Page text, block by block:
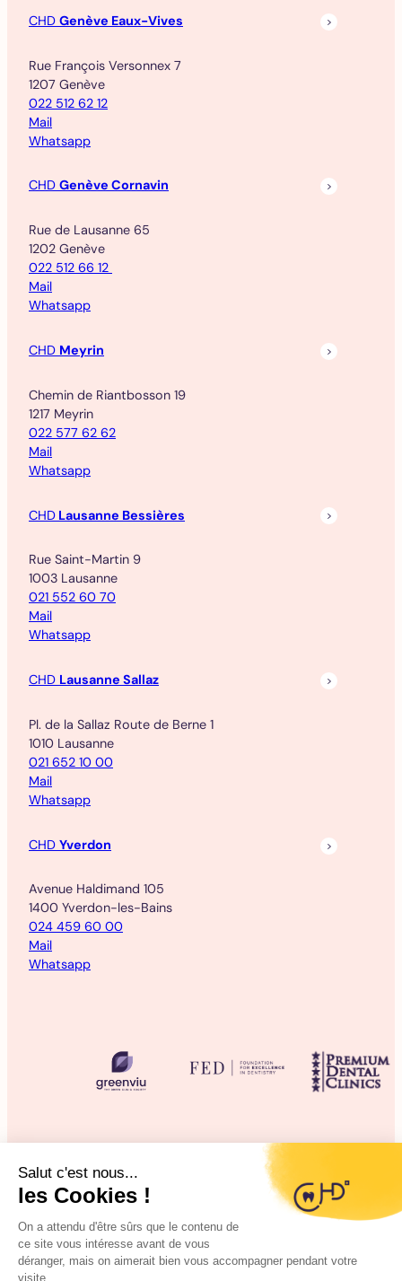
CHD Genève Eaux-Vives
Rue François Versonnex 7
1207 Genève
022 512 62 12
Mail
Whatsapp
CHD Genève Cornavin
Rue de Lausanne 65
1202 Genève
022 512 66 12
Mail
Whatsapp
CHD Meyrin
Chemin de Riantbosson 19
1217 Meyrin
022 577 62 62
Mail
Whatsapp
CHD Lausanne Bessières
Rue Saint-Martin 9
1003 Lausanne
021 552 60 70
Mail
Whatsapp
CHD Lausanne Sallaz
Pl. de la Sallaz Route de Berne 1
1010 Lausanne
021 652 10 00
Mail
Whatsapp
CHD Yverdon
Avenue Haldimand 105
1400 Yverdon-les-Bains
024 459 60 00
Mail
Whatsapp
©2025 CHD Clinique d’Hygiène Dentaire
Mentions légales